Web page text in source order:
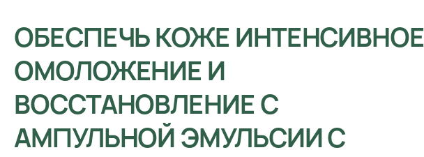
ОБЕСПЕЧЬ КОЖЕ ИНТЕНСИВНОЕ
ОМОЛОЖЕНИЕ И
ВОССТАНОВЛЕНИЕ С
АМПУЛЬНОЙ ЭМУЛЬСИИ С